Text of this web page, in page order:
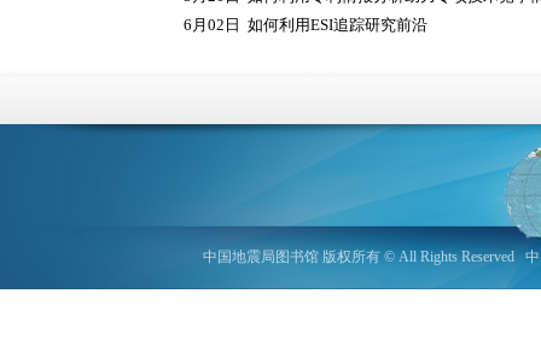
6月02日 如何利用ESI追踪研究前沿
中国地震局图书馆 版权所有 © All Rights Reserved